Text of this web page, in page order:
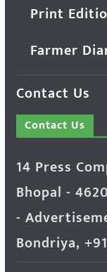
Print
Farmer
Contact Us
Contact Us
14 Press
Bhopal -
-
Bondriya,